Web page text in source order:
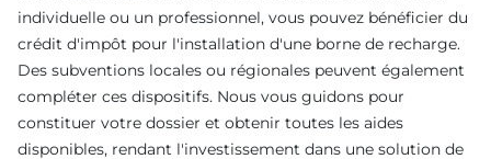
individuelle ou un professionnel, vous pouvez bénéficier du
crédit d'impôt pour l'installation d'une borne de recharge.
Des subventions locales ou régionales peuvent également
compléter ces dispositifs. Nous vous guidons pour
constituer votre dossier et obtenir toutes les aides
disponibles, rendant l'investissement dans une solution de